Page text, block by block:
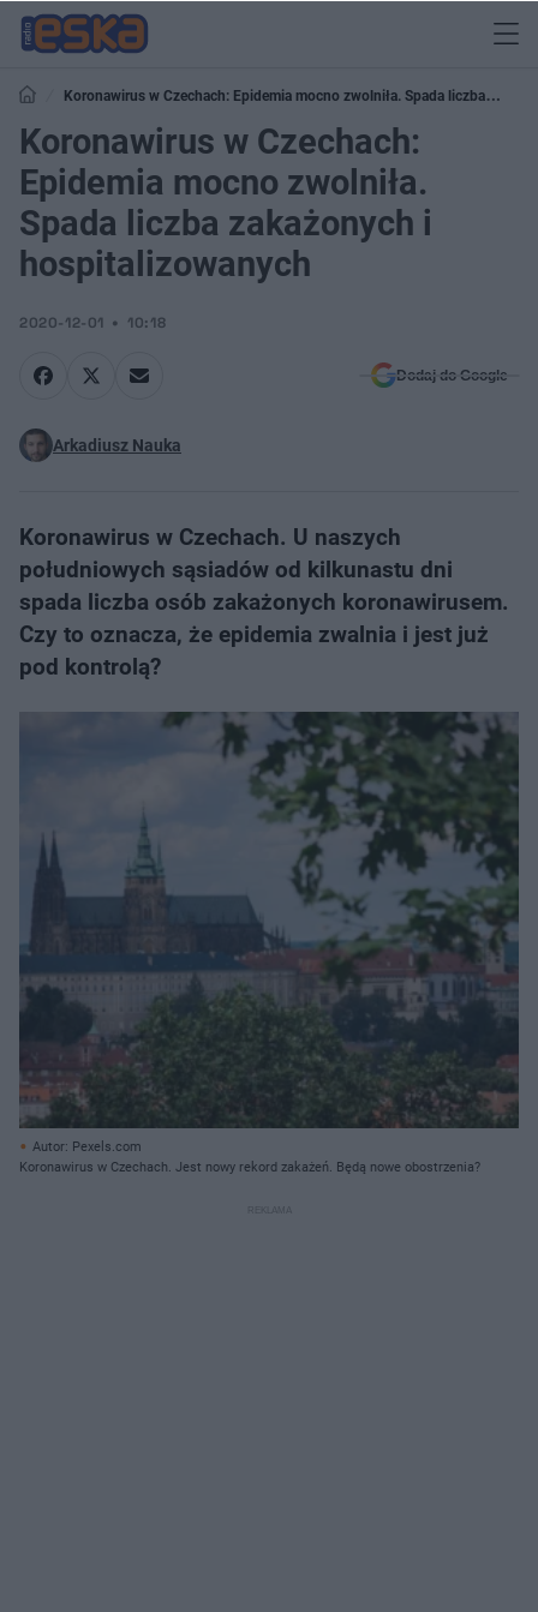
Koronawirus w Czechach: Epidemia mocno zwolniła. Spada liczba
zakażonych i hospitalizowanych
Koronawirus w Czechach:
Epidemia mocno zwolniła.
Spada liczba zakażonych i
hospitalizowanych
2020-12-01 10:18
Dodaj do Google
Arkadiusz Nauka
Koronawirus w Czechach. U naszych
południowych sąsiadów od kilkunastu dni
spada liczba osób zakażonych koronawirusem.
Czy to oznacza, że epidemia zwalnia i jest już
pod kontrolą?
Autor: Pexels.com
Koronawirus w Czechach. Jest nowy rekord zakażeń. Będą nowe obostrzenia?